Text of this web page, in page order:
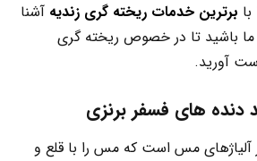
برترین خدمات ریخته گری زندیه آشنا
ما باشید تا در خصوص ریخته گری
آورید.
دنده های فسفر برنزی
آلیاژهای مس است که مس را با قلع و